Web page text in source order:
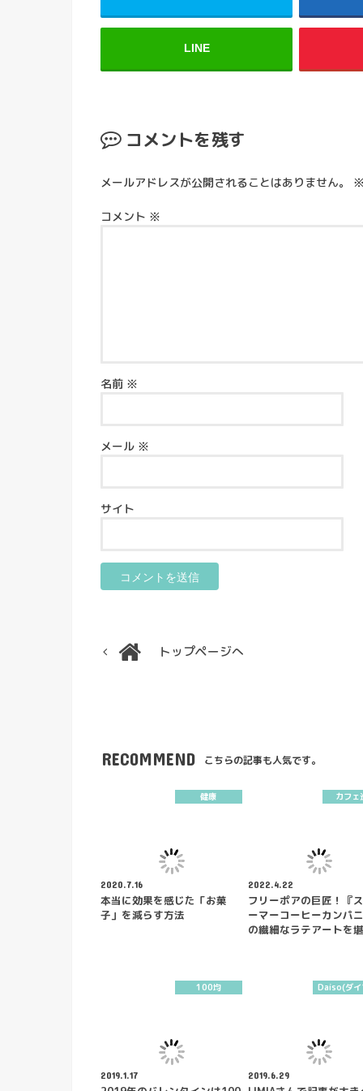
LINE
コメントを残す
メールアドレスが公開されることはありません。
コメント ※
名前 ※
メール ※
サイト
トップページへ
RECOMMEND こちらの記事も人気です。
健康
2020.7.16
本当に効果を感じた「お菓
子」を減らす方法
カフェ
2022.4.22
フリーポアの巨匠！『
ーマーコーヒーカンパ
の繊細なラテアートを
100均
2019.1.17
Daiso(ダイ
2019.6.29